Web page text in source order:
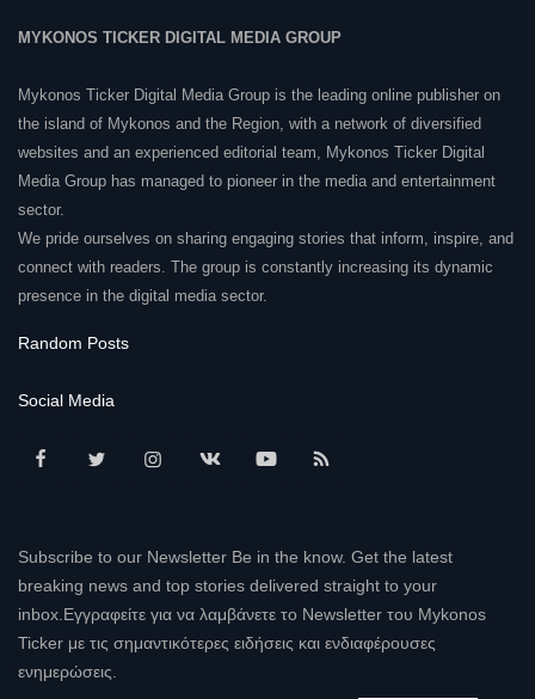
MYKONOS TICKER DIGITAL MEDIA GROUP
Mykonos Ticker Digital Media Group is the leading online publisher on
the island of Mykonos and the Region, with a network of diversified
websites and an experienced editorial team, Mykonos Ticker Digital
Media Group has managed to pioneer in the media and entertainment
sector.
We pride ourselves on sharing engaging stories that inform, inspire, and
connect with readers. The group is constantly increasing its dynamic
presence in the digital media sector.
Random Posts
Social Media
Subscribe to our Newsletter Be in the know. Get the latest
breaking news and top stories delivered straight to your
inbox.Εγγραφείτε για να λαμβάνετε το Newsletter του Mykonos
Ticker με τις σημαντικότερες ειδήσεις και ενδιαφέρουσες
ενημερώσεις.